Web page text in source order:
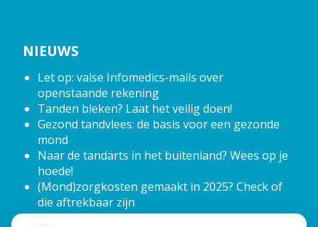
NIEUWS
Let op: valse Infomedics-mails over
openstaande rekening
Tanden bleken? Laat het veilig doen!
Gezond tandvlees: de basis voor een gezonde
mond
Naar de tandarts in het buitenland? Wees op je
hoede!
(Mond)zorgkosten gemaakt in 2025? Check of
die aftrekbaar zijn